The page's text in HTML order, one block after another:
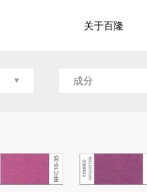
关于百隆
成分